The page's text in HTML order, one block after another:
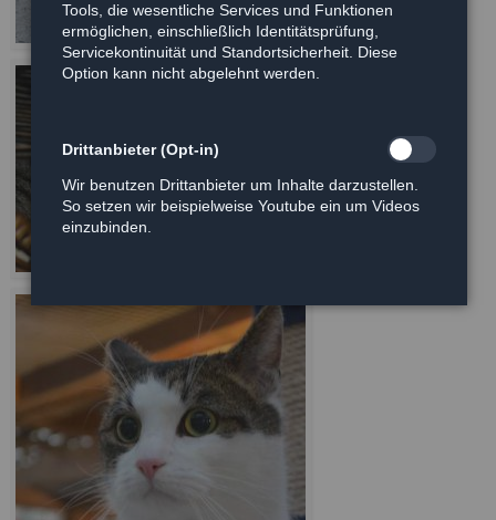
Tools, die wesentliche Services und Funktionen
ermöglichen, einschließlich Identitätsprüfung,
Servicekontinuität und Standortsicherheit. Diese
Option kann nicht abgelehnt werden.
Drittanbieter (Opt-in)
Wir benutzen Drittanbieter um Inhalte darzustellen.
So setzen wir beispielweise Youtube ein um Videos
einzubinden.